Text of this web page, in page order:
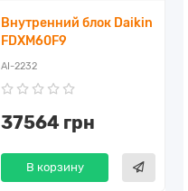
Внутренний блок Daikin
FDXM60F9
AI-2232
37564 грн
В корзину